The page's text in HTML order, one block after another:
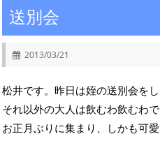
送別会
2013/03/21
松井です。昨日は姪の送別会を
それ以外の大人は飲むわ飲むわ
お正月ぶりに集まり、しかも可